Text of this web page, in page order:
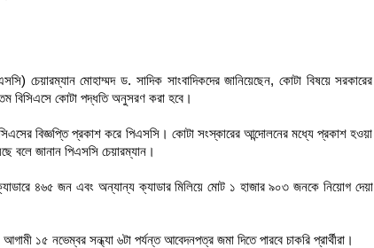
চেয়ারম্যান মোহাম্মদ ড. সাদিক সাংবাদিকদের জানিয়েছেন, কোটা বিষয়ে সরকারের
বিসিএসে কোটা পদ্ধতি অনুসরণ করা হবে।
বিজ্ঞপ্তি প্রকাশ করে পিএসসি। কোটা সংস্কারের আন্দোলনের মধ্যে প্রকাশ হওয়া
বলে জানান পিএসসি চেয়ারম্যান।
৪৬৫ জন এবং অন্যান্য ক্যাডার মিলিয়ে মোট ১ হাজার ৯০৩ জনকে নিয়োগ দেয়া
নভেম্বর সন্ধ্যা ৬টা পর্যন্ত আবেদনপত্র জমা দিতে পারবে চাকরি প্রার্থীরা।